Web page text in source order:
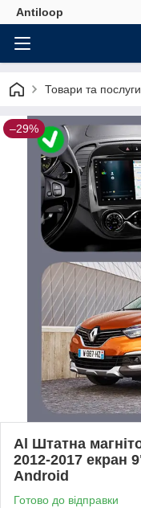
Antiloop
Товари та послуги
–29%
Al Штатна
2012-2017 екран
Android
Готово до відправки